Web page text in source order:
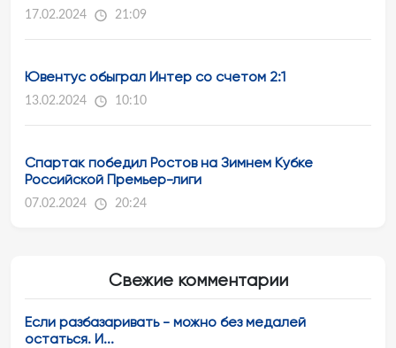
17.02.2024 21:09
Ювентус обыграл Интер со счетом 2:1
13.02.2024 10:10
Спартак победил Ростов на Зимнем Кубке
Российской Премьер-лиги
07.02.2024 20:24
Свежие комментарии
Если разбазаривать - можно без медалей
остаться. И...